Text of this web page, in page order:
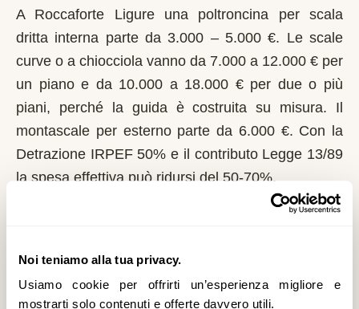
Noi teniamo alla tua privacy.
Usiamo cookie per offrirti un’esperienza migliore e
mostrarti solo contenuti e offerte davvero utili.
A Roccaforte Ligure una poltroncina per scala
dritta interna parte da 3.000 – 5.000 €. Le scale
curve o a chiocciola vanno da 7.000 a 12.000 € per
un piano e da 10.000 a 18.000 € per due o più
piani, perché la guida è costruita su misura. Il
montascale per esterno parte da 6.000 €. Con la
Detrazione IRPEF 50% e il contributo Legge 13/89
la spesa effettiva può ridursi del 50-70%.
13/89 con L.R. 1/2004. Domanda al Comune entro